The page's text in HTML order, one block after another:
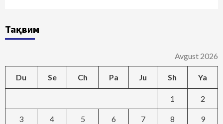
Тақвим
Avgust 2026
Du Se Ch Pa Ju Sh Ya
1 2
3 4 5 6 7 8 9